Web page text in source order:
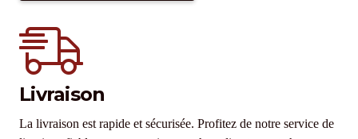
Livraison
La livraison est rapide et sécurisée. Profitez de notre service de